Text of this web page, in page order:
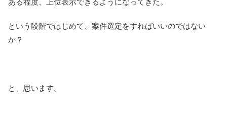
という段階ではじめて、案件選定をすればいいのではない
か？
と、思います。